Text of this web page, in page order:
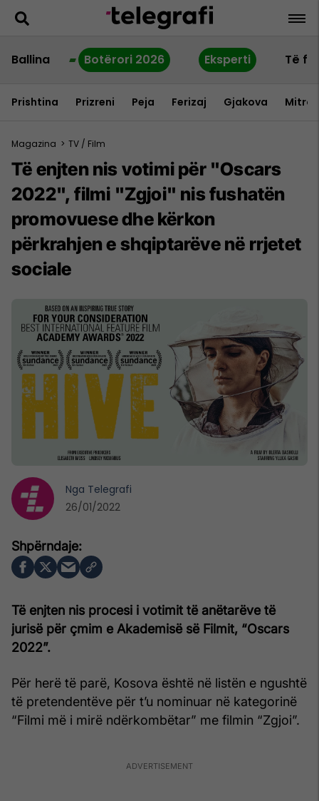
Ballina Botërori 2026 Eksperti Të
Prishtina Prizreni Peja Ferizaj Gjakova
Magazina > TV / Film
Të enjten nis votimi për "Oscars
2022", filmi "Zgjoi" nis fushatën
promovuese dhe kërkon
përkrahjen e shqiptarëve në rrjetet
sociale
Të enjten nis procesi i votimit të anëtarëve të
jurisë për çmim e Akademisë së Filmit, “Oscars
2022”.
Për herë të parë, Kosova është në listën e ngushtë
të pretendentëve për t’u nominuar në kategorinë
“Filmi më i mirë ndërkombëtar” me filmin “Zgjoi”.
Nga Telegrafi
26/01/2022